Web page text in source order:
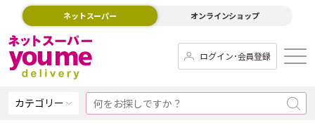
ネットスーパー オンラインショップ
ログイン･会員登録
カテゴリー